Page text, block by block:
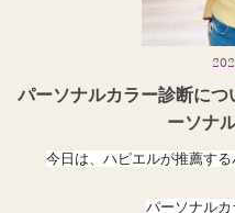
パーソナルカラー診断に
ーソナ
今日は、ハピエルが推薦す
パーソナルカ